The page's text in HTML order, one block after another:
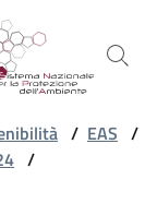
/ EAS /
/